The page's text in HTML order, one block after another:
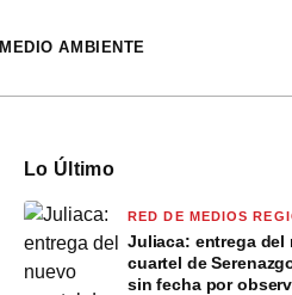
MEDIO AMBIENTE
Lo Último
RED DE MEDIOS
Juliaca: entrega del
cuartel de
sin fecha por